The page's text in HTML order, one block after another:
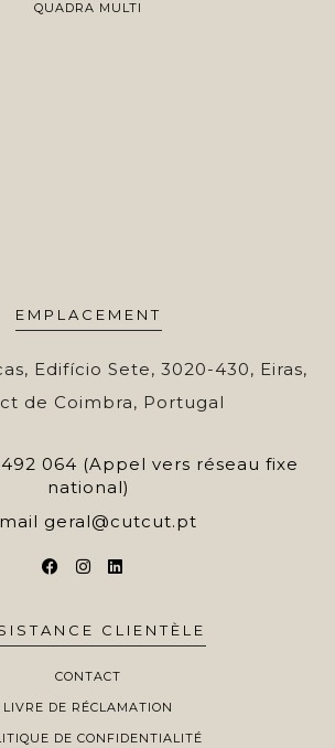
QUADRA MULTI
EMPLACEMENT
Edifício Sete, 3020-430, Eiras,
de Coimbra, Portugal
492 064 (Appel vers réseau fixe
national)
geral@cutcut.pt
CLIENTÈLE
CONTACT
LIVRE DE RÉCLAMATION
DE CONFIDENTIALITÉ